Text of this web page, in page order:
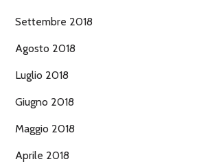
Settembre 2018
Agosto 2018
Luglio 2018
Giugno 2018
Maggio 2018
Aprile 2018